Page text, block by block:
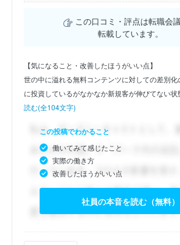
この口コミ・評点は転職会
転載しています。
【気になること・改善したほうがいい点】
世の中に溢れる無料コンテンツに対しての差別
に投資しているがなかなか新規客が伸びてない状
読む(全104文字)
この投稿でわかること
働いてみて感じたこと
実際の働き方
改善したほうがいい点
社員の本音を読む（無料）